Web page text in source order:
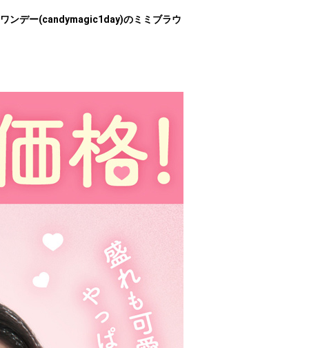
ンデー(candymagic1day)のミミブラウ